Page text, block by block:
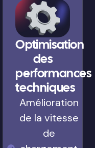
Optimisation
des
performances
techniques
Amélioration
de la vitesse
de